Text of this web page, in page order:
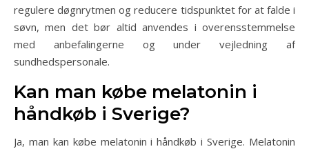
regulere døgnrytmen og reducere tidspunktet for at falde i
søvn, men det bør altid anvendes i overensstemmelse
med anbefalingerne og under vejledning af
sundhedspersonale.
Kan man købe melatonin i
håndkøb i Sverige?
Ja, man kan købe melatonin i håndkøb i Sverige. Melatonin